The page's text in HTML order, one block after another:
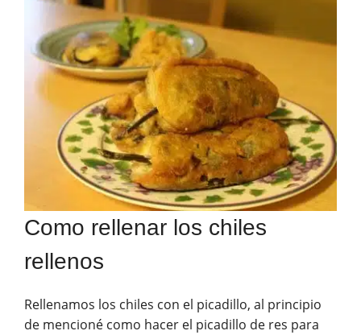
Como rellenar los chiles
rellenos
Rellenamos los chiles con el picadillo, al principio
de mencioné como hacer el picadillo de res para